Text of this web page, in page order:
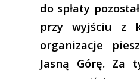
do spłaty
przy wyjściu z
organizacje
Jasną Górę. Za